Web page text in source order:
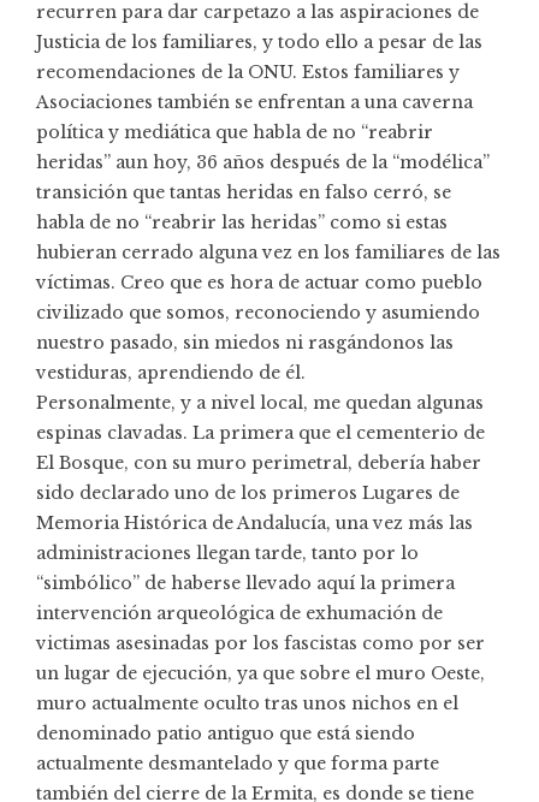
recurren para dar carpetazo a las aspiraciones de
Justicia de los familiares, y todo ello a pesar de las
recomendaciones de la ONU. Estos familiares y
Asociaciones también se enfrentan a una caverna
política y mediática que habla de no “reabrir
heridas” aun hoy, 36 años después de la “modélica”
transición que tantas heridas en falso cerró, se
habla de no “reabrir las heridas” como si estas
hubieran cerrado alguna vez en los familiares de las
víctimas. Creo que es hora de actuar como pueblo
civilizado que somos, reconociendo y asumiendo
nuestro pasado, sin miedos ni rasgándonos las
vestiduras, aprendiendo de él.
Personalmente, y a nivel local, me quedan algunas
espinas clavadas. La primera que el cementerio de
El Bosque, con su muro perimetral, debería haber
sido declarado uno de los primeros Lugares de
Memoria Histórica de Andalucía, una vez más las
administraciones llegan tarde, tanto por lo
“simbólico” de haberse llevado aquí la primera
intervención arqueológica de exhumación de
victimas asesinadas por los fascistas como por ser
un lugar de ejecución, ya que sobre el muro Oeste,
muro actualmente oculto tras unos nichos en el
denominado patio antiguo que está siendo
actualmente desmantelado y que forma parte
también del cierre de la Ermita, es donde se tiene